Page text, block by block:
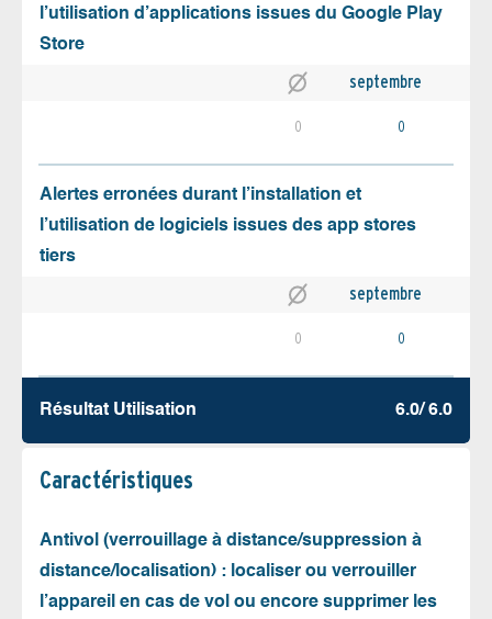
l’utilisation d’applications issues du Google Play
Store
septembre
0 0
Alertes erronées durant l’installation et
l’utilisation de logiciels issues des app stores
tiers
septembre
0 0
Résultat Utilisation 6.0/ 6.0
Caractéristiques
Antivol (verrouillage à distance/suppression à
distance/localisation) : localiser ou verrouiller
l’appareil en cas de vol ou encore supprimer les